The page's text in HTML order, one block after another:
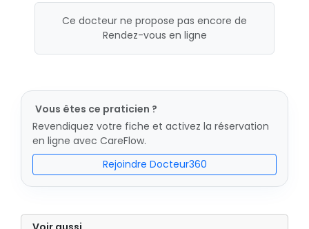
Ce docteur ne propose pas encore de
Rendez-vous en ligne
Vous êtes ce praticien ?
Revendiquez votre fiche et activez la réservation
en ligne avec CareFlow.
Rejoindre Docteur360